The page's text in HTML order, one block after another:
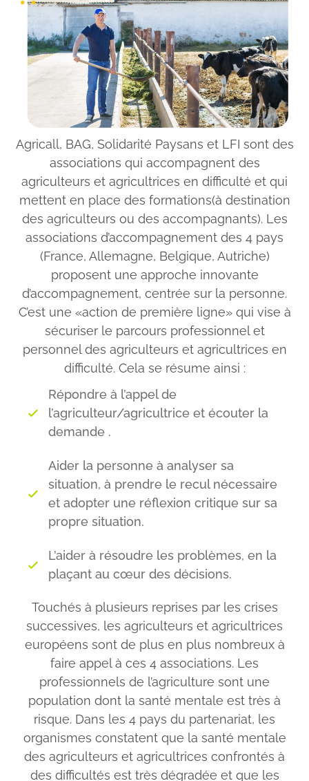
Agricall, BAG, Solidarité Paysans et LFI sont des
associations qui accompagnent des
agriculteurs et agricultrices en difficulté et qui
mettent en place des formations(à destination
des agriculteurs ou des accompagnants). Les
associations d’accompagnement des 4 pays
(France, Allemagne, Belgique, Autriche)
proposent une approche innovante
d’accompagnement, centrée sur la personne.
C’est une «action de première ligne» qui vise à
sécuriser le parcours professionnel et
personnel des agriculteurs et agricultrices en
difficulté. Cela se résume ainsi :
Répondre à l’appel de
l’agriculteur/agricultrice et écouter la
demande .
Aider la personne à analyser sa
situation, à prendre le recul nécessaire
et adopter une réflexion critique sur sa
propre situation.
L’aider à résoudre les problèmes, en la
plaçant au cœur des décisions.
Touchés à plusieurs reprises par les crises
successives, les agriculteurs et agricultrices
européens sont de plus en plus nombreux à
faire appel à ces 4 associations. Les
professionnels de l’agriculture sont une
population dont la santé mentale est très à
risque. Dans les 4 pays du partenariat, les
organismes constatent que la santé mentale
des agriculteurs et agricultrices confrontés à
des difficultés est très dégradée et que les